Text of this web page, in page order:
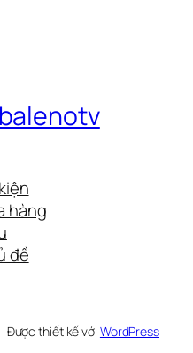
hàng
đề
Được thiết kế với WordPress